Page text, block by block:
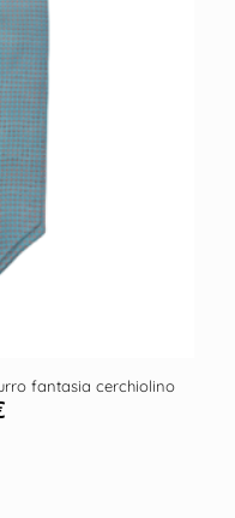
fantasia cerchiolino